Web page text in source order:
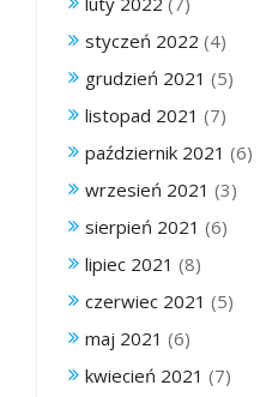
styczeń 2022 (4)
grudzień 2021 (5)
listopad 2021 (7)
październik 2021 (6)
wrzesień 2021 (3)
sierpień 2021 (6)
lipiec 2021 (8)
czerwiec 2021 (5)
maj 2021 (6)
kwiecień 2021 (7)